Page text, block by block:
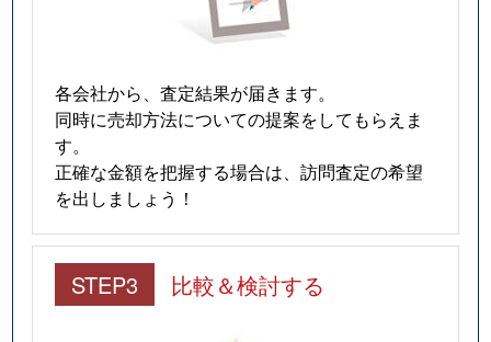
各会社から、査定結果が届きます。
同時に売却方法についての提案をしてもらえま
す。
正確な金額を把握する場合は、訪問査定の希望
を出しましょう！
STEP3 比較＆検討する